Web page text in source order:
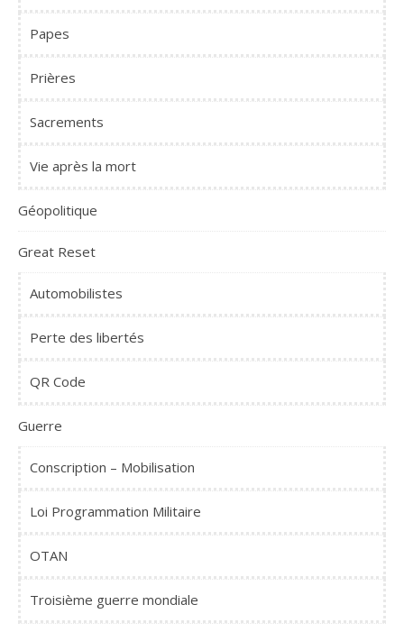
Papes
Prières
Sacrements
Vie après la mort
Géopolitique
Great Reset
Automobilistes
Perte des libertés
QR Code
Guerre
Conscription – Mobilisation
Loi Programmation Militaire
OTAN
Troisième guerre mondiale